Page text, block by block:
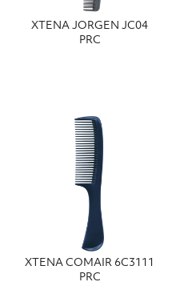
ΧΤΕΝΑ JORGEN JC04
PRC
ΧΤΕΝΑ COMAIR 6C3111
PRC